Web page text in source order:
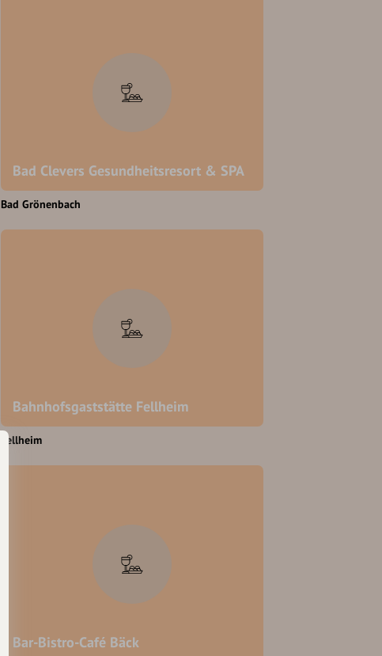
Bad Clevers Gesundheitsresort & SPA
Bad Grönenbach
Bahnhofsgaststätte Fellheim
Fellheim
Bar-Bistro-Café Bäck